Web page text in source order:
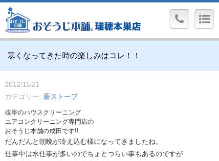
寒くなってきた時の楽しみはコレ！！
2012/11/21
カテゴリー
薪ストーブ
岐阜のハウスクリーニング
エアコンクリーニング専門店の
おそうじ本舗の成田です!!
だんだんと朝晩が冷え込む様になってきましたね。
仕事中は水仕事が多いのでちょとつらい事もあるのですが